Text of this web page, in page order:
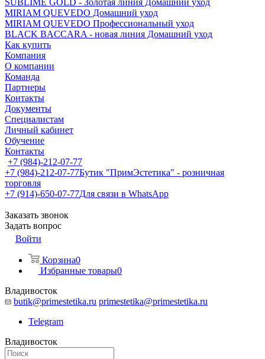
SUBLIME GOLD - Золотая линия Домашний уход
MIRIAM QUEVEDO Домашний уход
MIRIAM QUEVEDO Профессиональный уход
BLACK BACCARA - новая линия Домашний уход
Как купить
Компания
О компании
Команда
Партнеры
Контакты
Документы
Специалистам
Личный кабинет
Обучение
Контакты
+7 (984)-212-07-77
+7 (984)-212-07-77Бутик "ПримЭстетика" - розничная
торговля
+7 (914)-650-07-77Для связи в WhatsApp
Заказать звонок
Задать вопрос
Войти
Корзина0
Избранные товары0
Владивосток
butik@primestetika.ru primestetika@primestetika.ru
Telegram
Владивосток